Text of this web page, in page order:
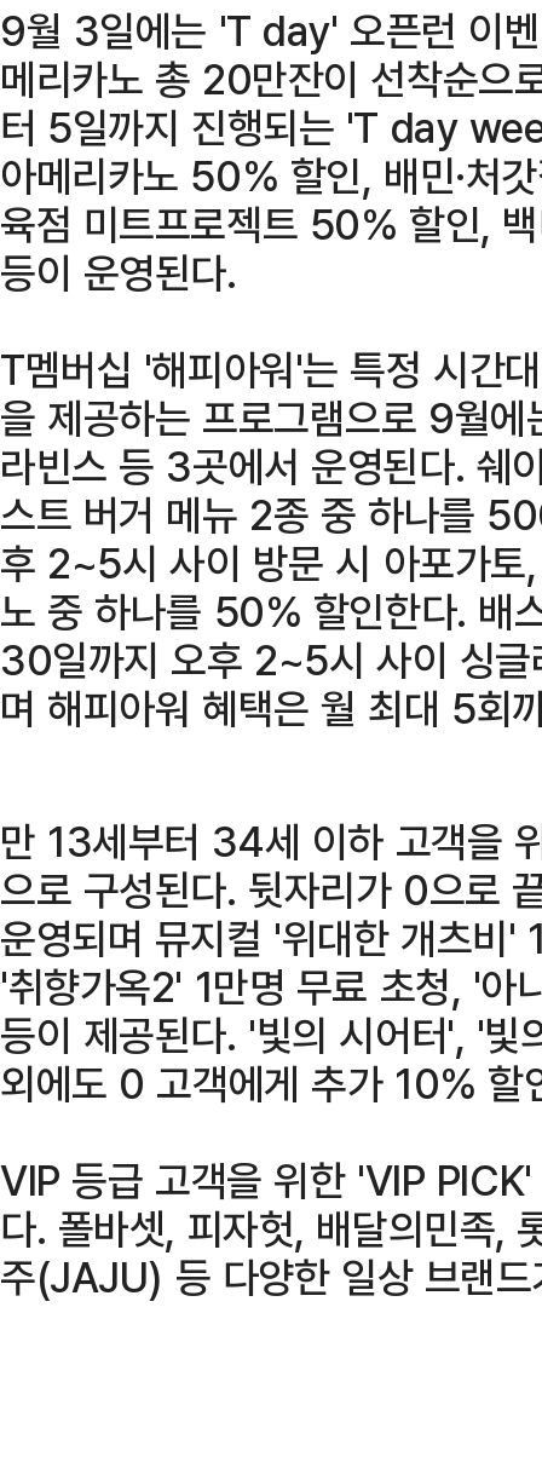
9월 3일에는 'T day' 오픈런 이
메리카노 총 20만잔이 선착순으
터 5일까지 진행되는 'T day
아메리카노 50% 할인, 배민·처
육점 미트프로젝트 50% 할인,
등이 운영된다.
T멤버십 '해피아워'는 특정 시간
을 제공하는 프로그램으로 9월
라빈스 등 3곳에서 운영된다. 쉐
스트 버거 메뉴 2종 중 하나를
후 2~5시 사이 방문 시 아포가토
노 중 하나를 50% 할인한다. 배
30일까지 오후 2~5시 사이 싱
며 해피아워 혜택은 월 최대 5회
만 13세부터 34세 이하 고객을
으로 구성된다. 뒷자리가 0으로
운영되며 뮤지컬 '위대한 개츠비
'취향가옥2' 1만명 무료 초청, '
등이 제공된다. '빛의 시어터', '
외에도 0 고객에게 추가 10% 할
VIP 등급 고객을 위한 'VIP
다. 폴바셋, 피자헛, 배달의민족,
주(JAJU) 등 다양한 일상 브랜